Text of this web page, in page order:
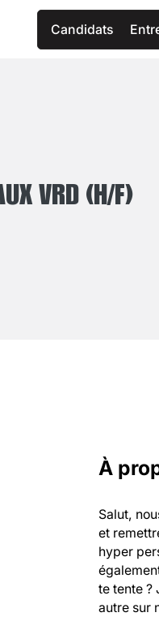
Candidats
VRD (H/F)
À
Salut,
et
hyper
te tente ?
autre sur